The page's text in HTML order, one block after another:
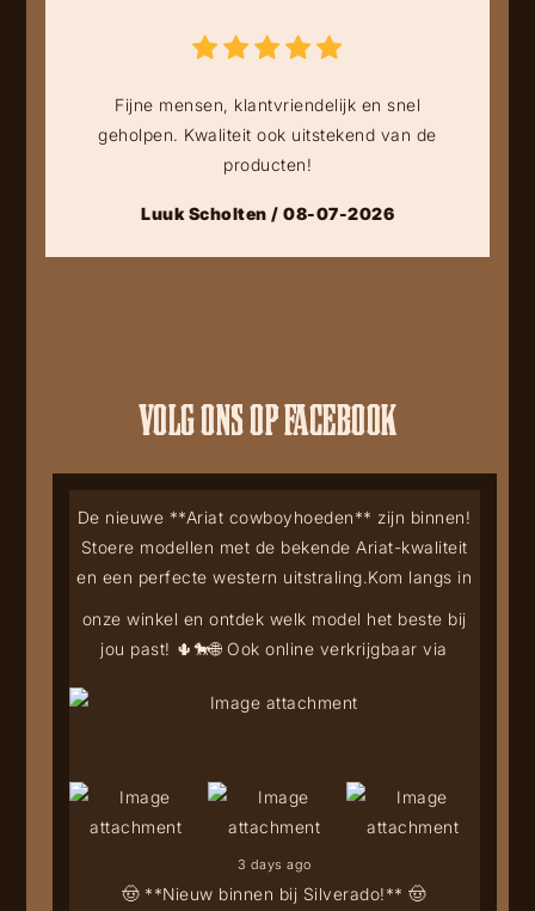
Fijne mensen, klantvriendelijk en snel
geholpen. Kwaliteit ook uitstekend van de
producten!
Luuk Scholten / 08-07-2026
VOLG ONS OP FACEBOOK
🤠 **Nieuw binnen bij Silverado!** 🤠
De nieuwe **Ariat cowboyhoeden** zijn binnen!
Stoere modellen met de bekende Ariat-kwaliteit
en een perfecte western uitstraling.Kom langs in
onze winkel en ontdek welk model het beste bij
jou past! 🌵🐎🌐 Ook online verkrijgbaar via
3 days ago